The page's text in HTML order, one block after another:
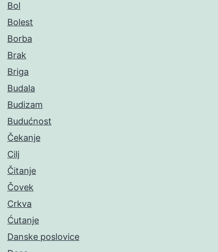
Bol
Bolest
Borba
Brak
Briga
Budala
Budizam
Budućnost
Čekanje
Cilj
Čitanje
Čovek
Crkva
Ćutanje
Danske poslovice